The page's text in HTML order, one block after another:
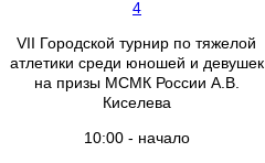
4
VII Городской турнир по тяжелой
атлетики среди юношей и девушек
на призы МСМК России А.В.
Киселева
10:00 - начало